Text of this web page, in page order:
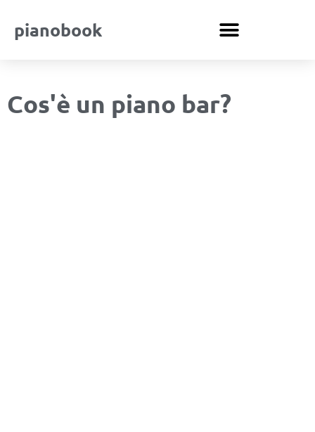
pianobook
Cos'è un piano bar?